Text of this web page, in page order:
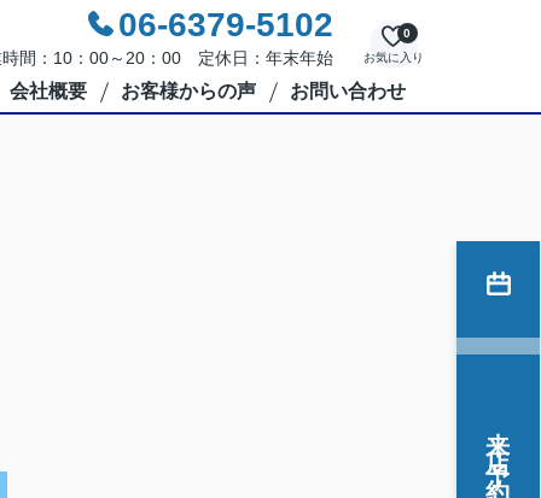
06-6379-5102
間：10：00～20：00 定休日：年末年始 お気に入り
0
会社概要 お客様からの声 お問い合わせ
来店予約